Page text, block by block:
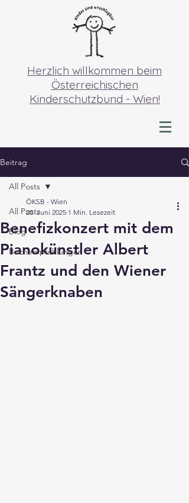
Herzlich willkommen beim
Österreichischen
Kinderschutzbund - Wien!
Beitrag
All Posts
Blog
Buchempfehlungen
All Posts
Benefizkonzert mit dem
Pianokünstler Albert
Frantz und den Wiener
Sängerknaben
ÖKSB - Wien
20. Juni 2025 1 Min. Lesezeit